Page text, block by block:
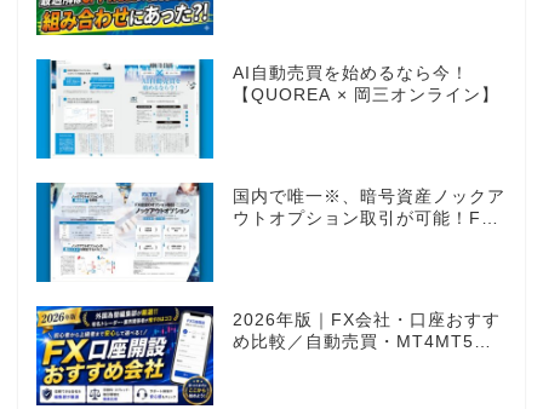
AI自動売買を始めるなら今！
【QUOREA × 岡三オンライン】
国内で唯一※、暗号資産ノックア
ウトオプション取引が可能！FX
2026年版｜FX会社・口座おすす
め比較／自動売買・MT4MT5対